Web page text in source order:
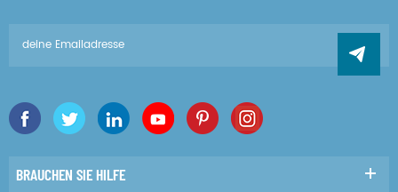
BRAUCHEN SIE HILFE